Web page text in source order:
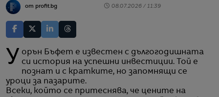
от profit.bg 08.07.2026 / 11:39
Уорън Бъфет е известен с дългогодишната си история на успешни инвестиции. Той е
познат и с кратките, но запомнящи се
уроци за пазарите.
Всеки, който се притеснява, че цените на